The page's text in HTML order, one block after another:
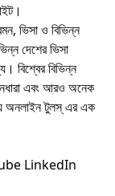
ভিসা ও বিভিন্ন
দেশের ভিসা
বিশ্বের বিভিন্ন
এবং আরও অনেক
অনলাইন টুলস্‌ এর এক
LinkedIn